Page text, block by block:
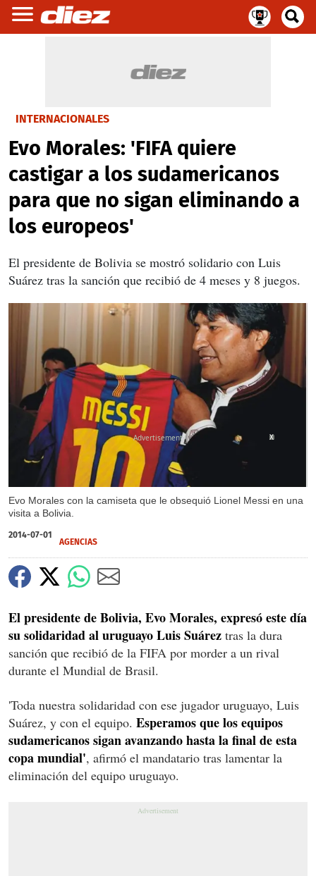
INTERNACIONALES
Evo Morales: 'FIFA quiere
castigar a los sudamericanos
para que no sigan eliminando a
los europeos'
El presidente de Bolivia se mostró solidario con Luis
Suárez tras la sanción que recibió de 4 meses y 8 juegos.
Evo Morales con la camiseta que le obsequió Lionel Messi en una
visita a Bolivia.
X
2014-07-01
AGENCIAS
El presidente de Bolivia, Evo Morales, expresó este día
su solidaridad al uruguayo Luis Suárez tras la dura
sanción que recibió de la FIFA por morder a un rival
durante el Mundial de Brasil.
'Toda nuestra solidaridad con ese jugador uruguayo, Luis
Suárez, y con el equipo. Esperamos que los equipos
sudamericanos sigan avanzando hasta la final de esta
copa mundial', afirmó el mandatario tras lamentar la
eliminación del equipo uruguayo.